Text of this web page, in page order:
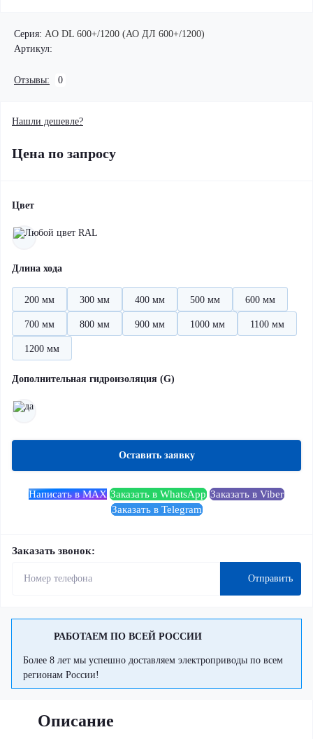
Серия: AO DL 600+/1200 (АО ДЛ 600+/1200)
Артикул:
Отзывы: 0
Нашли дешевле?
Цена по запросу
Цвет
Длина хода
200 мм 300 мм 400 мм 500 мм 600 мм
700 мм 800 мм 900 мм 1000 мм 1100 мм
1200 мм
Дополнительная гидроизоляция (G)
Оставить заявку
Написать в MAX Заказать в WhatsApp Заказать в Viber
Заказать в Telegram
Заказать звонок:
Отправить
Описание
РАБОТАЕМ ПО ВСЕЙ РОССИИ
Более 8 лет мы успешно доставляем электроприводы по всем
регионам России!